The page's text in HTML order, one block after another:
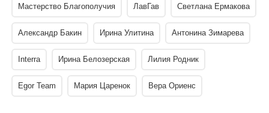
Мастерство Благополучия ЛавГав Светлана Ермакова
Александр Бакин Ирина Улитина Антонина Зимарева
Interra Ирина Белозерская Лилия Родник
Egor Team Мария Царенок Вера Ориенс